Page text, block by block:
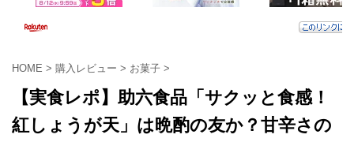
HOME > 購入レビュー > お菓子 >
【実食レポ】助六食品「サクッと食感！
紅しょうが天」は晩酌の友か？甘辛さの